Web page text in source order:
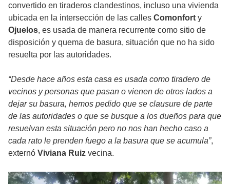
convertido en tiraderos clandestinos, incluso una vivienda
ubicada en la intersección de las calles Comonfort y
Ojuelos, es usada de manera recurrente como sitio de
disposición y quema de basura, situación que no ha sido
resuelta por las autoridades.
“Desde hace años esta casa es usada como tiradero de
vecinos y personas que pasan o vienen de otros lados a
dejar su basura, hemos pedido que se clausure de parte
de las autoridades o que se busque a los dueños para que
resuelvan esta situación pero no nos han hecho caso a
cada rato le prenden fuego a la basura que se acumula”,
externó Viviana Ruiz vecina.